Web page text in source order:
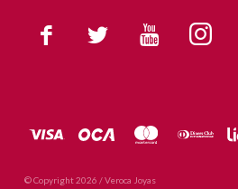
   
© Copyright 2026 / Veroca Joyas